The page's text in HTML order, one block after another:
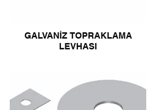
GALVANİZ TOPRAKLAMA
LEVHASI